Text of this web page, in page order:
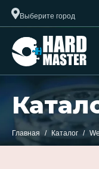
Выберите город
Главная Каталог